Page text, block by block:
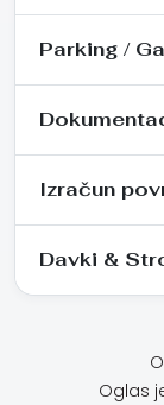
Parking /
Izračun
Davki &
Oglas